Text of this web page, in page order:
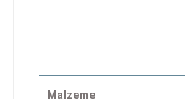
Malzeme